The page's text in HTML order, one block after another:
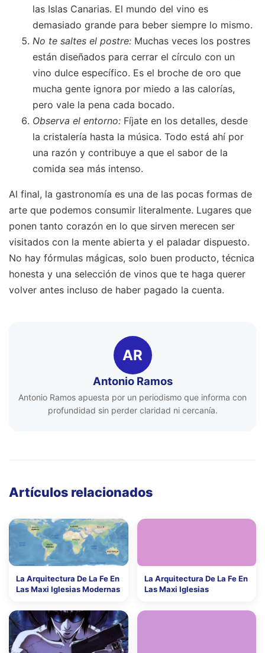
las Islas Canarias. El mundo del vino es
demasiado grande para beber siempre lo mismo.
No te saltes el postre: Muchas veces los postres
están diseñados para cerrar el círculo con un
vino dulce específico. Es el broche de oro que
mucha gente ignora por miedo a las calorías,
pero vale la pena cada bocado.
Observa el entorno: Fíjate en los detalles, desde
la cristalería hasta la música. Todo está ahí por
una razón y contribuye a que el sabor de la
comida sea más intenso.
Al final, la gastronomía es una de las pocas formas de
arte que podemos consumir literalmente. Lugares que
ponen tanto corazón en lo que sirven merecen ser
visitados con la mente abierta y el paladar dispuesto.
No hay fórmulas mágicas, solo buen producto, técnica
honesta y una selección de vinos que te haga querer
volver antes incluso de haber pagado la cuenta.
AR
Antonio Ramos
Antonio Ramos apuesta por un periodismo que informa con
profundidad sin perder claridad ni cercanía.
Artículos relacionados
La Arquitectura De La Fe En
Las Maxi Iglesias Modernas
La Arquitectura De La Fe En
Las Maxi Iglesias